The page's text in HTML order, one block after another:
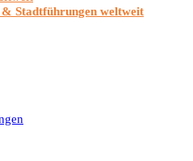
Stadtführungen weltweit